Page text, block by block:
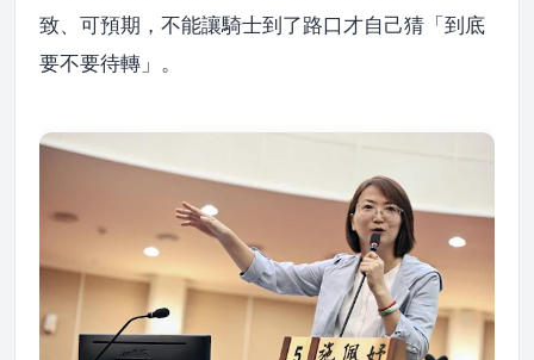
致、可預期，不能讓騎士到了路口才自己猜「到底
要不要待轉」。